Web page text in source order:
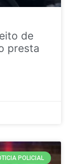
de
presta
POLICIAL